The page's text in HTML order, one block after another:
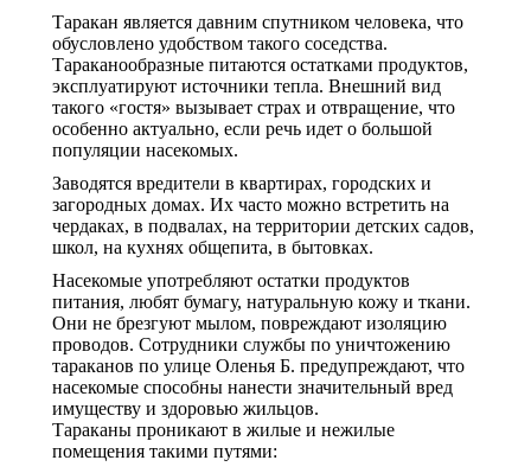
Таракан является давним спутником человека, что
обусловлено удобством такого соседства.
Тараканообразные питаются остатками продуктов,
эксплуатируют источники тепла. Внешний вид
такого «гостя» вызывает страх и отвращение, что
особенно актуально, если речь идет о большой
популяции насекомых.
Заводятся вредители в квартирах, городских и
загородных домах. Их часто можно встретить на
чердаках, в подвалах, на территории детских садов,
школ, на кухнях общепита, в бытовках.
Насекомые употребляют остатки продуктов
питания, любят бумагу, натуральную кожу и ткани.
Они не брезгуют мылом, повреждают изоляцию
проводов. Сотрудники службы по уничтожению
тараканов по улице Оленья Б. предупреждают, что
насекомые способны нанести значительный вред
имуществу и здоровью жильцов.
Тараканы проникают в жилые и нежилые
помещения такими путями: